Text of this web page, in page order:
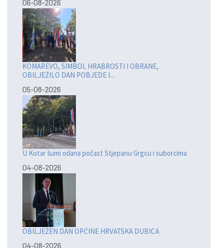
06-08-2026
KOMAREVO, SIMBOL HRABROSTI I OBRANE,
OBILJEŽILO DAN POBJEDE I...
05-08-2026
U Kotar šumi odana počast Stjepanu Grgcu i suborcima
04-08-2026
OBILJEŽEN DAN OPĆINE HRVATSKA DUBICA
04-08-2026